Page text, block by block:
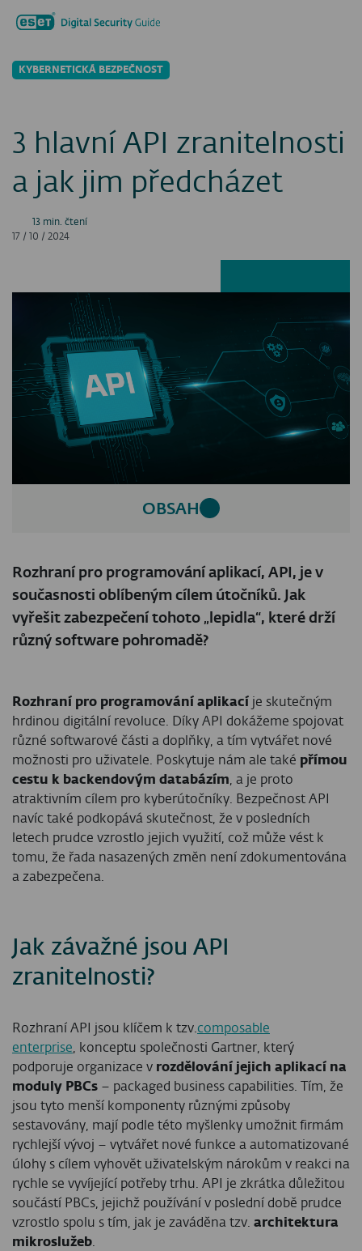
KYBERNETICKÁ BEZPEČNOST
3 hlavní API zranitelnosti
a jak jim předcházet
13 min. čtení
17 / 10 / 2024
OBSAH
Rozhraní pro programování aplikací, API, je v
současnosti oblíbeným cílem útočníků. Jak
vyřešit zabezpečení tohoto „lepidla“, které drží
různý software pohromadě?
Rozhraní pro programování aplikací je skutečným
hrdinou digitální revoluce. Díky API dokážeme spojovat
různé softwarové části a doplňky, a tím vytvářet nové
možnosti pro uživatele. Poskytuje nám ale také přímou
cestu k backendovým databázím , a je proto
atraktivním cílem pro kyberútočníky. Bezpečnost API
navíc také podkopává skutečnost, že v posledních
letech prudce vzrostlo jejich využití, což může vést k
tomu, že řada nasazených změn není zdokumentována
a zabezpečena.
Jak závažné jsou API
zranitelnosti?
Rozhraní API jsou klíčem k tzv.composable
enterprise, konceptu společnosti Gartner, který
podporuje organizace v rozdělování jejich aplikací na
moduly PBCs – packaged business capabilities. Tím, že
jsou tyto menší komponenty různými způsoby
sestavovány, mají podle této myšlenky umožnit firmám
rychlejší vývoj – vytvářet nové funkce a automatizované
úlohy s cílem vyhovět uživatelským nárokům v reakci na
rychle se vyvíjející potřeby trhu. API je zkrátka důležitou
součástí PBCs, jejichž používání v poslední době prudce
vzrostlo spolu s tím, jak je zaváděna tzv. architektura
mikroslužeb.